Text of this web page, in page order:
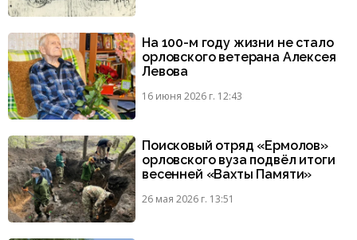
На 100-м году жизни не стало
орловского ветерана Алексея
Левова
16 июня 2026 г. 12:43
Поисковый отряд «Ермолов»
орловского вуза подвёл итоги
весенней «Вахты Памяти»
26 мая 2026 г. 13:51